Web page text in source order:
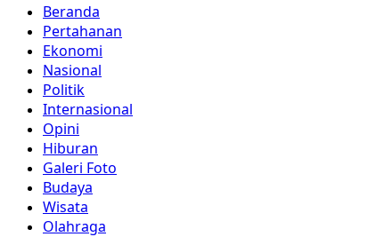
Primary
Menu
Beranda
Pertahanan
Ekonomi
Nasional
Politik
Internasional
Opini
Hiburan
Galeri Foto
Budaya
Wisata
Olahraga